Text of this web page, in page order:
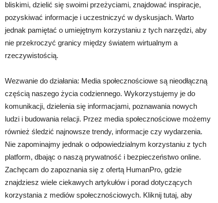
bliskimi, dzielić się swoimi przeżyciami, znajdować inspiracje,
pozyskiwać informacje i uczestniczyć w dyskusjach. Warto
jednak pamiętać o umiejętnym korzystaniu z tych narzędzi, aby
nie przekroczyć granicy między światem wirtualnym a
rzeczywistością.
Wezwanie do działania: Media społecznościowe są nieodłączną
częścią naszego życia codziennego. Wykorzystujemy je do
komunikacji, dzielenia się informacjami, poznawania nowych
ludzi i budowania relacji. Przez media społecznościowe możemy
również śledzić najnowsze trendy, informacje czy wydarzenia.
Nie zapominajmy jednak o odpowiedzialnym korzystaniu z tych
platform, dbając o naszą prywatność i bezpieczeństwo online.
Zachęcam do zapoznania się z ofertą HumanPro, gdzie
znajdziesz wiele ciekawych artykułów i porad dotyczących
korzystania z mediów społecznościowych. Kliknij tutaj, aby